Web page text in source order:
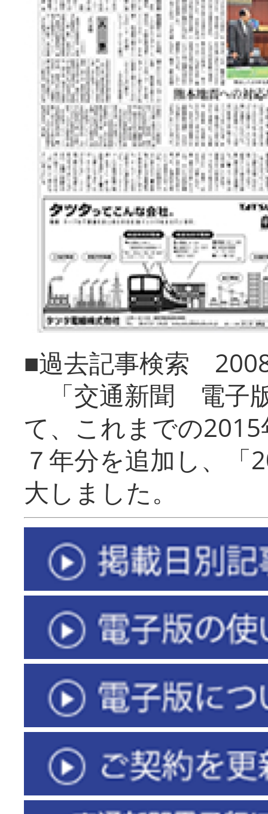
■過去記事検索
「交通新聞 電子
て、これまでの
７年分を追加し、「
大しまし